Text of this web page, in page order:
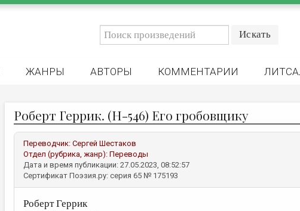
ЖАНРЫ АВТОРЫ КОММЕНТАРИИ
Роберт Геррик. (Н-546) Его гробовщику
Переводчик: Сергей Шестаков
Отдел (рубрика, жанр): Переводы
Дата и время публикации: 27.05.2023, 08:52:57
Сертификат Поэзия.ру: серия 65 № 175193
Роберт Геррик